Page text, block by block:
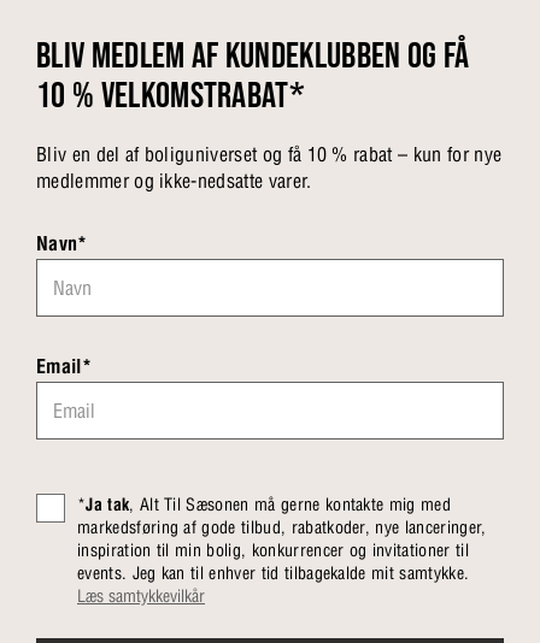
BLIV MEDLEM AF KUNDEKLUBBEN OG FÅ
10 % VELKOMSTRABAT*
Bliv en del af boliguniverset og få 10 % rabat – kun for nye
medlemmer og ikke-nedsatte varer.
Navn*
Email*
*Ja tak, Alt Til Sæsonen må gerne kontakte mig med
markedsføring af gode tilbud, rabatkoder, nye lanceringer,
inspiration til min bolig, konkurrencer og invitationer til
events. Jeg kan til enhver tid tilbagekalde mit samtykke.
Læs samtykkevilkår